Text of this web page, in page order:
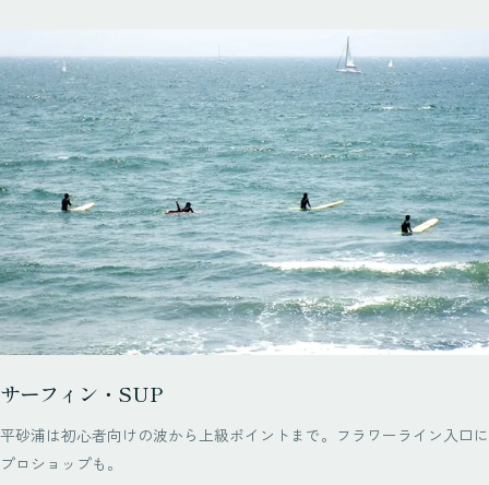
サーフィン・SUP
平砂浦は初心者向けの波から上級ポイントまで。フラワーライン入口に
プロショップも。